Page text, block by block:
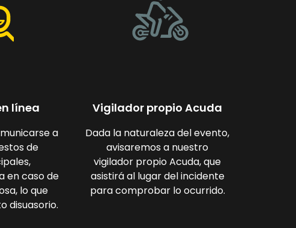
línea
a
de
en caso de
lo que
disuasorio.
Vigilador propio Acuda
Dada la naturaleza del evento,
avisaremos a nuestro
vigilador propio Acuda, que
asistirá al lugar del incidente
para comprobar lo ocurrido.